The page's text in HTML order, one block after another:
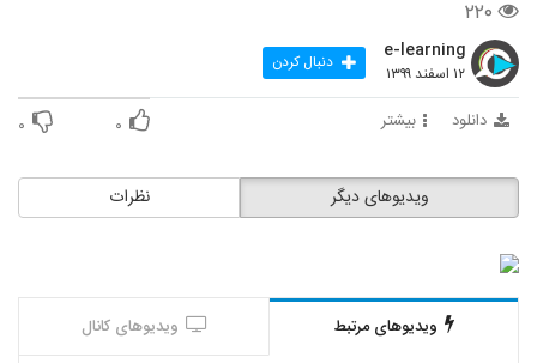
۲۲۰
e-learning
۱۲ اسفند ۱۳۹۹ دنبال کردن
دانلود بیشتر ۰ ۰
نظرات ویدیوهای دیگر
ویدیوهای مرتبط ویدیوهای کانال